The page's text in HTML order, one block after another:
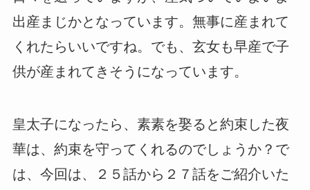
出産まじかとなっています。無事に産まれて
くれたらいいですね。でも、玄女も早産で子
供が産まれてきそうになっています。
皇太子になったら、素素を娶ると約束した夜
華は、約束を守ってくれるのでしょうか？で
は、今回は、２５話から２７話をご紹介いた